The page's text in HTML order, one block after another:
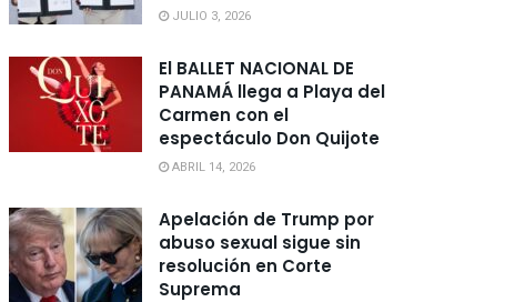
JULIO 3, 2026
El BALLET NACIONAL DE
PANAMÁ llega a Playa del
Carmen con el
espectáculo Don Quijote
ABRIL 14, 2026
Apelación de Trump por
abuso sexual sigue sin
resolución en Corte
Suprema